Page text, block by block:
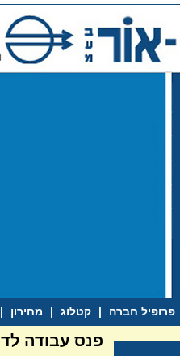
פרופיל חברה | קטלוג | מחירון |
פנס עבודה לד 10-30V